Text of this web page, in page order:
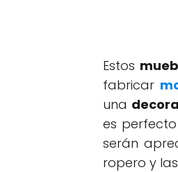
Estos
fabricar
una
es
serán
ropero y